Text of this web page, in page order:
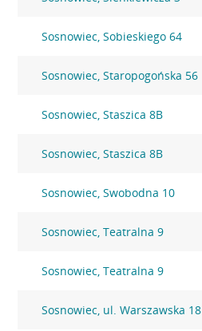
Sosnowiec, Sobieskiego 64
Sosnowiec, Staropogońska 56
Sosnowiec, Staszica 8B
Sosnowiec, Staszica 8B
Sosnowiec, Swobodna 10
Sosnowiec, Teatralna 9
Sosnowiec, Teatralna 9
Sosnowiec, ul. Warszawska 18